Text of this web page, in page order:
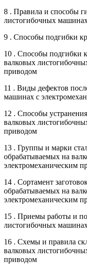
8 . Правила и способы
листогибочных
9 . Способы подгибки
10 . Способы подгибки
валковых
приводом
11 . Виды дефектов
машинах с
12 . Способы
валковых
приводом
13 . Группы и марки
обрабатываемых на
электромеханическим
14 . Сортамент
обрабатываемых на
электромеханическим
15 . Приемы работы и
листогибочных
16 . Схемы и правила
валковых
приводом